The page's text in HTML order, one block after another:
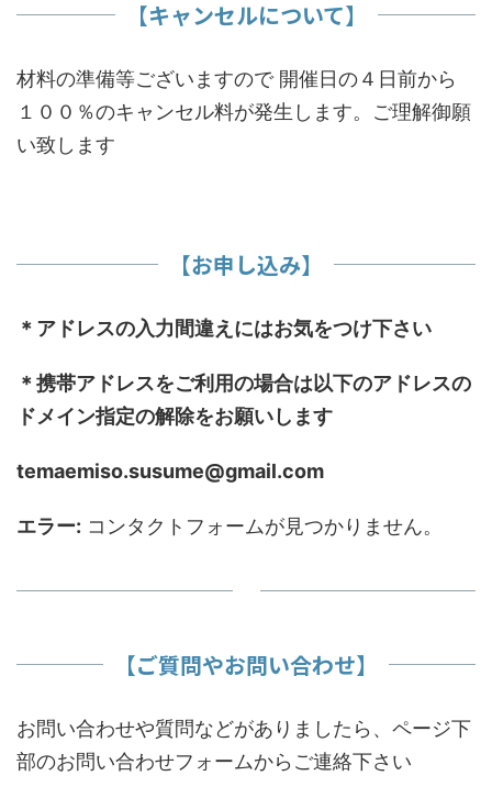
​【キャンセルについて】
材料の準備等ございますので 開催日の４日前から
１００％のキャンセル料が発生します。ご理解御願
い致します
【お申し込み】
＊アドレスの入力間違えにはお気をつけ下さい
＊携帯アドレスをご利用の場合は以下のアドレスの
ドメイン指定の解除をお願いします
temaemiso.susume@gmail.com
エラー: コンタクトフォームが見つかりません。
【ご質問やお問い合わせ】
お問い合わせや質問などがありましたら、ページ下
部のお問い合わせフォームからご連絡下さい